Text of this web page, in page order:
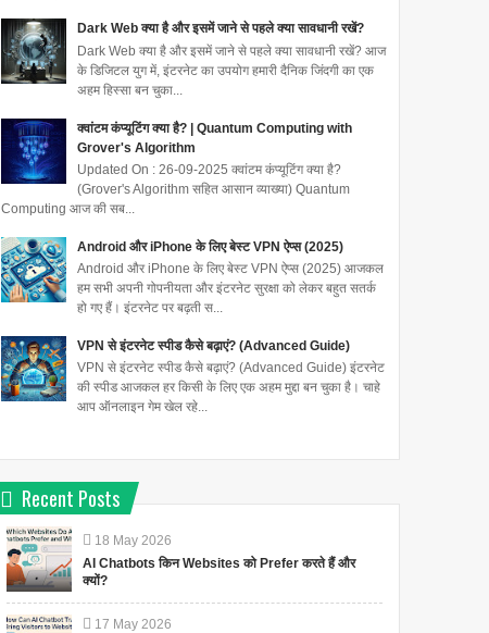
Dark Web क्या है और इसमें जाने से पहले क्या सावधानी रखें?
Dark Web क्या है और इसमें जाने से पहले क्या सावधानी रखें? आज
के डिजिटल युग में, इंटरनेट का उपयोग हमारी दैनिक जिंदगी का एक
अहम हिस्सा बन चुका...
क्वांटम कंप्यूटिंग क्या है? | Quantum Computing with
Grover's Algorithm
Updated On : 26-09-2025 क्वांटम कंप्यूटिंग क्या है?
(Grover's Algorithm सहित आसान व्याख्या) Quantum
Computing आज की सब...
Android और iPhone के लिए बेस्ट VPN ऐप्स (2025)
Android और iPhone के लिए बेस्ट VPN ऐप्स (2025) आजकल
हम सभी अपनी गोपनीयता और इंटरनेट सुरक्षा को लेकर बहुत सतर्क
हो गए हैं। इंटरनेट पर बढ़ती स...
VPN से इंटरनेट स्पीड कैसे बढ़ाएं? (Advanced Guide)
VPN से इंटरनेट स्पीड कैसे बढ़ाएं? (Advanced Guide) इंटरनेट
की स्पीड आजकल हर किसी के लिए एक अहम मुद्दा बन चुका है। चाहे
आप ऑनलाइन गेम खेल रहे...
Recent Posts
18 May 2026
AI Chatbots किन Websites को Prefer करते हैं और
क्यों?
17 May 2026